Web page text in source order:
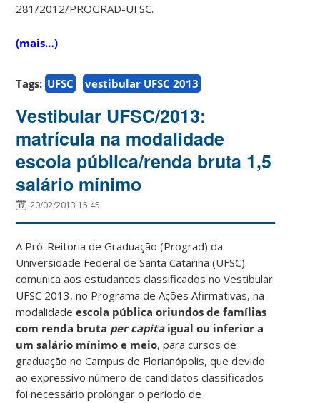
281/2012/PROGRAD-UFSC.
(mais…)
Tags: UFSC vestibular UFSC 2013
Vestibular UFSC/2013:
matrícula na modalidade
escola pública/renda bruta 1,5
salário mínimo
20/02/2013 15:45
A Pró-Reitoria de Graduação (Prograd) da
Universidade Federal de Santa Catarina (UFSC)
comunica aos estudantes classificados no Vestibular
UFSC 2013, no Programa de Ações Afirmativas, na
modalidadeescola pública oriundos de famílias
com renda bruta per capitaigual ou inferior a
um salário mínimo e meio, para cursos de
graduação no Campus de Florianópolis, que devido
ao expressivo número de candidatos classificados
foi necessário prolongar o período de